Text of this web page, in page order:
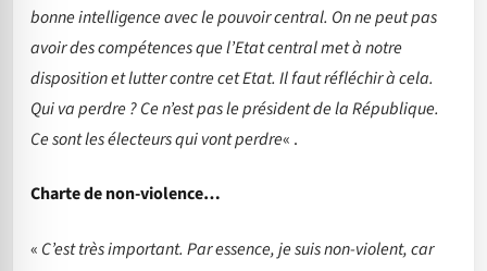
bonne intelligence avec le pouvoir central. On ne peut pas
avoir des compétences que l’Etat central met à notre
disposition et lutter contre cet Etat. Il faut réfléchir à cela.
Qui va perdre ? Ce n’est pas le président de la République.
Ce sont les électeurs qui vont perdre« .
Charte de non-violence…
« C’est très important. Par essence, je suis non-violent, car